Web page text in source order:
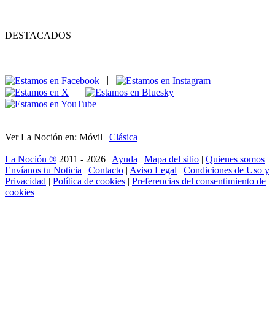
DESTACADOS
|
|
Ver La Noción en: Móvil | Clásica
La Noción ® 2011 - 2026 | Ayuda | Mapa del sitio | Quienes somos |
Envíanos tu Noticia | Contacto | Aviso Legal | Condiciones de Uso y
Privacidad | Política de cookies | Preferencias del consentimiento de
cookies